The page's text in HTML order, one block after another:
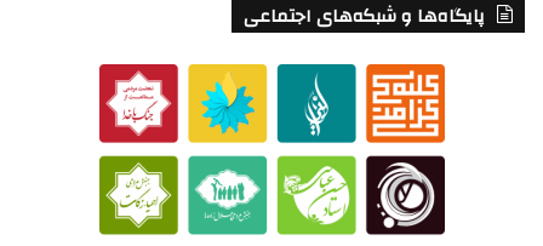
پایگاه‌ها و شبکه‌های اجتماعی